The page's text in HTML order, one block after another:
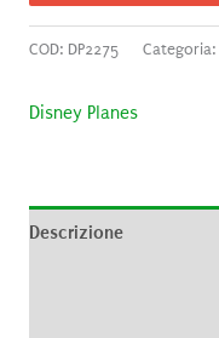
COD: DP2275 Categoria:
Disney Planes
Descrizione